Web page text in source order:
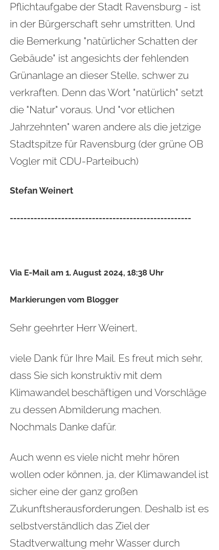
Pflichtaufgabe der Stadt Ravensburg - ist
in der Bürgerschaft sehr umstritten. Und
die Bemerkung "natürlicher Schatten der
Gebäude" ist angesichts der fehlenden
Grünanlage an dieser Stelle, schwer zu
verkraften. Denn das Wort "natürlich" setzt
die "Natur" voraus. Und "vor etlichen
Jahrzehnten" waren andere als die jetzige
Stadtspitze für Ravensburg (der grüne OB
Vogler mit CDU-Parteibuch)
Stefan Weinert
-----------------------------------------------------
Via E-Mail am 1. August 2024, 18:38 Uhr
Markierungen vom Blogger
Sehr geehrter Herr Weinert,
viele Dank für Ihre Mail. Es freut mich sehr,
dass Sie sich konstruktiv mit dem
Klimawandel beschäftigen und Vorschläge
zu dessen Abmilderung machen.
Nochmals Danke dafür.
Auch wenn es viele nicht mehr hören
wollen oder können, ja, der Klimawandel ist
sicher eine der ganz großen
Zukunftsherausforderungen. Deshalb ist es
selbstverständlich das Ziel der
Stadtverwaltung mehr Wasser durch